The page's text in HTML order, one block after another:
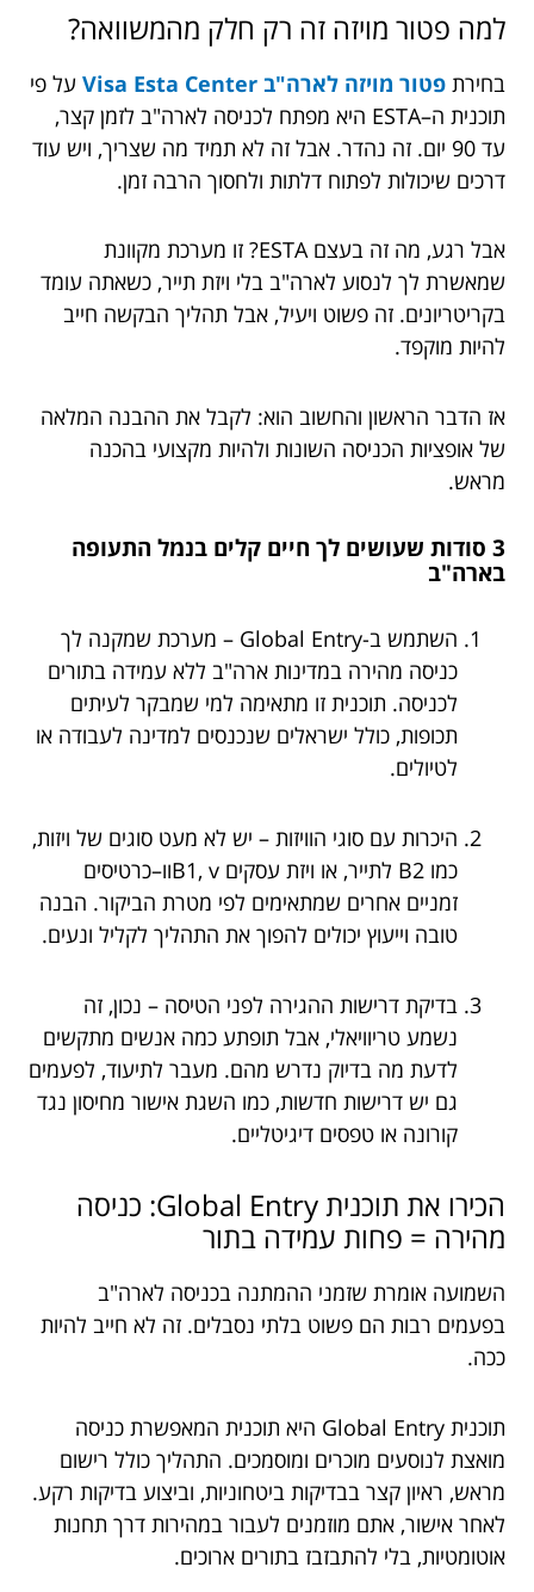
למה פטור מויזה זה רק חלק מהמשוואה?
בחירת פטור מויזה לארה"ב Visa Esta Center
על פי
תוכנית ה–ESTA היא מפתח לכניסה לארה"ב לזמן קצר,
עד 90 יום. זה נהדר. אבל זה לא תמיד מה שצריך, ויש עוד
דרכים שיכולות לפתוח דלתות ולחסוך הרבה זמן.
אבל רגע, מה זה בעצם ESTA? זו מערכת מקוונת
שמאשרת לך לנסוע לארה"ב בלי ויזת תייר, כשאתה עומד
בקריטריונים. זה פשוט ויעיל, אבל תהליך הבקשה חייב
להיות מוקפד.
אז הדבר הראשון והחשוב הוא: לקבל את ההבנה המלאה
של אופציות הכניסה השונות ולהיות מקצועי בהכנה
מראש.
3 סודות שעושים לך חיים קלים בנמל התעופה
בארה"ב
השתמש ב-Global Entry – מערכת שמקנה לך
כניסה מהירה במדינות ארה"ב ללא עמידה בתורים
לכניסה. תוכנית זו מתאימה למי שמבקר לעיתים
תכופות, כולל ישראלים שנכנסים למדינה לעבודה או
לטיולים.
היכרות עם סוגי הוויזות – יש לא מעט סוגים של ויזות,
כמו B2 לתייר, או ויזת עסקים B1, vוו–כרטיסים
זמניים אחרים שמתאימים לפי מטרת הביקור. הבנה
טובה וייעוץ יכולים להפוך את התהליך לקליל ונעים.
בדיקת דרישות ההגירה לפני הטיסה – נכון, זה
נשמע טריוויאלי, אבל תופתע כמה אנשים מתקשים
לדעת מה בדיוק נדרש מהם. מעבר לתיעוד, לפעמים
גם יש דרישות חדשות, כמו השגת אישור מחיסון נגד
קורונה או טפסים דיגיטליים.
הכירו את תוכנית Global Entry: כניסה
מהירה = פחות עמידה בתור
השמועה אומרת שזמני ההמתנה בכניסה לארה"ב
בפעמים רבות הם פשוט בלתי נסבלים. זה לא חייב להיות
ככה.
תוכנית Global Entry היא תוכנית המאפשרת כניסה
מואצת לנוסעים מוכרים ומוסמכים. התהליך כולל רישום
מראש, ראיון קצר בבדיקות ביטחוניות, וביצוע בדיקות רקע.
לאחר אישור, אתם מוזמנים לעבור במהירות דרך תחנות
אוטומטיות, בלי להתבזבז בתורים ארוכים.